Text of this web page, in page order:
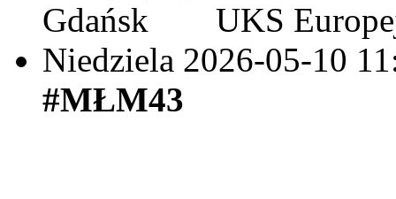
UKS
Niedziela 2026-05-10
#MŁM43